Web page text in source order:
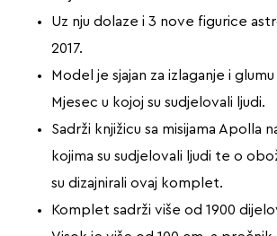
Uz nju dolaze i 3 nove figurice
2017.
Model je sjajan za izlaganje i
Mjesec u kojoj su sudjelovali ljudi.
Sadrži knjižicu sa misijama Apolla
kojima su sudjelovali ljudi te o
su dizajnirali ovaj komplet.
Komplet sadrži više od 1900